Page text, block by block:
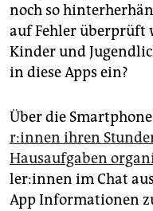
noch so
auf Fehler überprüft
Kinder und
in diese Apps ein?
Über die
r:in­nen ihren
Hausaufgaben
le­r:in­nen im Chat
App Informationen